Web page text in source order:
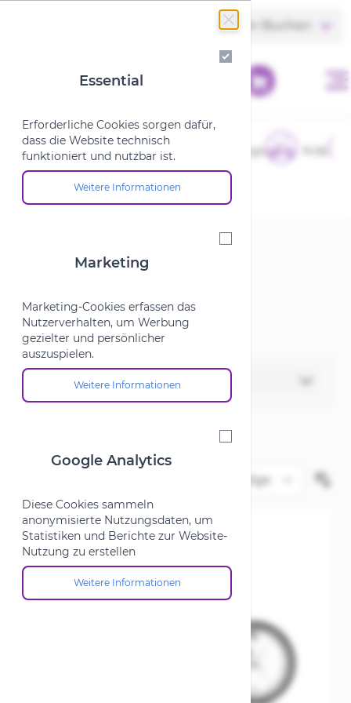
Termin Buchen
E-Bikes Fahrräder Cargo
Startseite
Filter
Essential
Essential
Erforderliche Cookies sorgen dafür,
dass die Website technisch
funktioniert und nutzbar ist.
Weitere InformationenÜber die Cookie-Gruppe "Essential"
Marketing
Marketing
Marketing-Cookies erfassen das
Nutzerverhalten, um Werbung
gezielter und persönlicher
auszuspielen.
Weitere InformationenÜber die Cookie-Gruppe "Marketing"
Google Analytics
Google Analytics
Diese Cookies sammeln
anonymisierte Nutzungsdaten, um
Statistiken und Berichte zur Website-
Nutzung zu erstellen
Weitere InformationenÜber die Cookie-Gruppe "Google Analytics"